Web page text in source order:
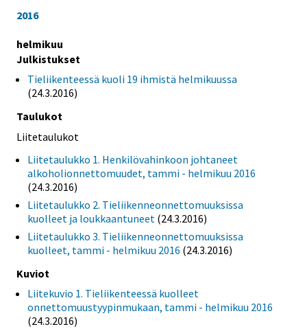
2016
helmikuu
Julkistukset
Tieliikenteessä kuoli 19 ihmistä helmikuussa
(24.3.2016)
Taulukot
Liitetaulukot
Liitetaulukko 1. Henkilövahinkoon johtaneet
alkoholionnettomuudet, tammi - helmikuu 2016
(24.3.2016)
Liitetaulukko 2. Tieliikenneonnettomuuksissa
kuolleet ja loukkaantuneet (24.3.2016)
Liitetaulukko 3. Tieliikenneonnettomuuksissa
kuolleet, tammi - helmikuu 2016 (24.3.2016)
Kuviot
Liitekuvio 1. Tieliikenteessä kuolleet
onnettomuustyypinmukaan, tammi - helmikuu 2016
(24.3.2016)